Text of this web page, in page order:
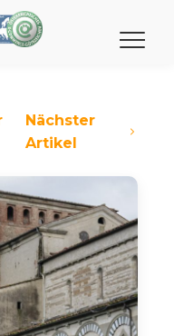
Nächster
Artikel